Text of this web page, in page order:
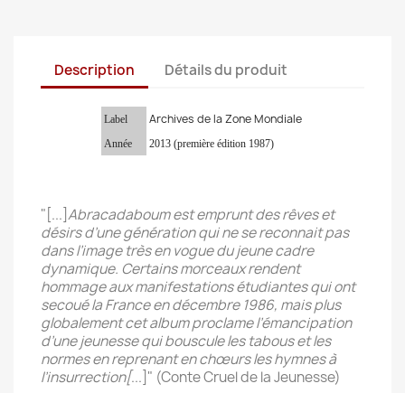
Description Détails du produit
Label Archives de la Zone Mondiale
Année 2013 (première édition 1987)
"[...] Abracadaboum est emprunt des rêves et
désirs d’une génération qui ne se reconnait pas
dans l’image très en vogue du jeune cadre
dynamique. Certains morceaux rendent
hommage aux manifestations étudiantes qui ont
secoué la France en décembre 1986, mais plus
globalement cet album proclame l’émancipation
d’une jeunesse qui bouscule les tabous et les
normes en reprenant en chœurs les hymnes à
l’insurrection[...]" (Conte Cruel de la Jeunesse)